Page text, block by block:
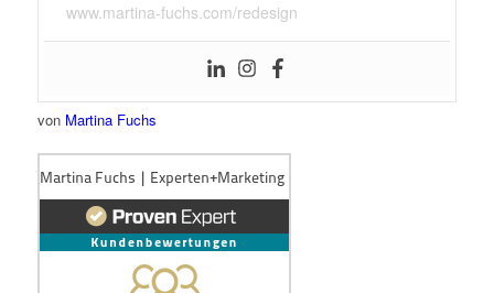
www.martina-fuchs.com/redesign
von Martina Fuchs